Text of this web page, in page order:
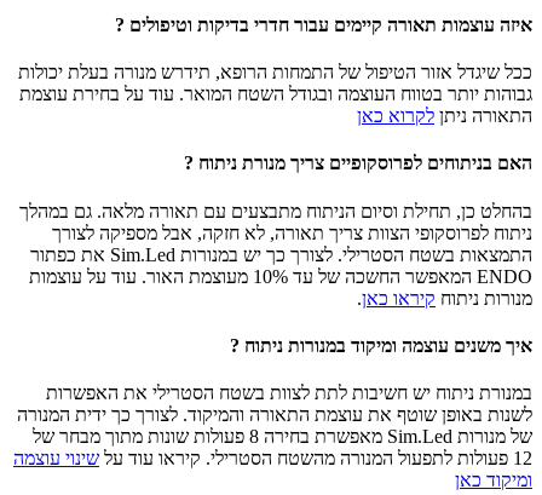
איזה עוצמות תאורה קיימים עבור חדרי בדיקות וטיפולים ?
ככל שיגדל אזור הטיפול של התמחות הרופא, תידרש מנורה בעלת יכולות
גבוהות יותר בטווח העוצמה ובגודל השטח המואר. עוד על בחירת עוצמת
התאורה ניתן לקרוא כאן
האם בניתוחים לפרוסקופיים צריך מנורת ניתוח ?
בהחלט כן, תחילת וסיום הניתוח מתבצעים עם תאורה מלאה. גם במהלך
ניתוח לפרוסקופי הצוות צריך תאורה, לא חזקה, אבל מספיקה לצורך
התמצאות בשטח הסטרילי. לצורך כך יש במנורות Sim.Led את כפתור
ENDO המאפשר החשכה של עד 10% מעוצמת האור. עוד על עוצמות
מנורות ניתוח קיראו כאן.
איך משנים עוצמה ומיקוד במנורות ניתוח ?
במנורת ניתוח יש חשיבות לתת לצוות בשטח הסטרילי את האפשרות
לשנות באופן שוטף את עוצמת התאורה והמיקוד. לצורך כך ידית המנורה
של מנורות Sim.Led מאפשרת בחירה 8 פעולות שונות מתוך מבחר של
12 פעולות לתפעול המנורה מהשטח הסטרילי. קיראו עוד על
שינוי עוצמה
ומיקוד כאן